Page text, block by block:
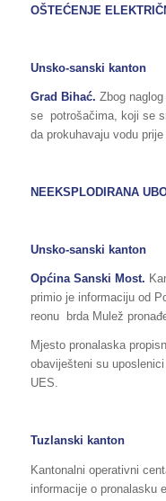
OŠTEĆENJE
Unsko-sanski kanton
Grad Bihać. Zbog
se potrošačima, koji se
da prokuhavaju vodu
NEEKSPLODIRANA
Unsko-sanski kanton
Općina Sanski Most.
primio je informaciju od
reonu brda Mulež
Mjesto pronalaska
obaviješteni su
UES.
Tuzlanski kanton
Kantonalni operativni
informacije o pronalasku